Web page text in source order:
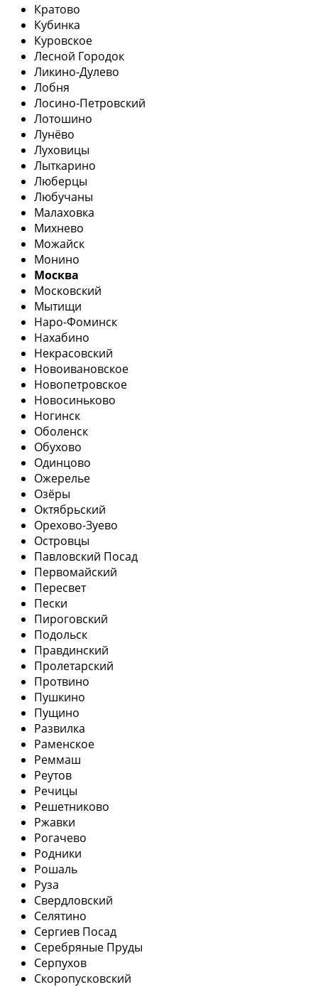
Кратово
Кубинка
Куровское
Лесной Городок
Ликино-Дулево
Лобня
Лосино-Петровский
Лотошино
Лунёво
Луховицы
Лыткарино
Люберцы
Любучаны
Малаховка
Михнево
Можайск
Монино
Москва
Московский
Мытищи
Наро-Фоминск
Нахабино
Некрасовский
Новоивановское
Новопетровское
Новосиньково
Ногинск
Оболенск
Обухово
Одинцово
Ожерелье
Озёры
Октябрьский
Орехово-Зуево
Островцы
Павловский Посад
Первомайский
Пересвет
Пески
Пироговский
Подольск
Правдинский
Пролетарский
Протвино
Пушкино
Пущино
Развилка
Раменское
Реммаш
Реутов
Речицы
Решетниково
Ржавки
Рогачево
Родники
Рошаль
Руза
Свердловский
Селятино
Сергиев Посад
Серебряные Пруды
Серпухов
Скоропусковский